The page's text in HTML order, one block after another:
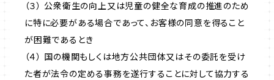
（３） 公衆衛生の向上又は児童の健全な育成の推進のため
に特に必要がある場合であって、お客様の同意を得ること
が困難であるとき
（４） 国の機関もしくは地方公共団体又はその委託を受け
た者が法令の定める事務を遂行することに対して協力する